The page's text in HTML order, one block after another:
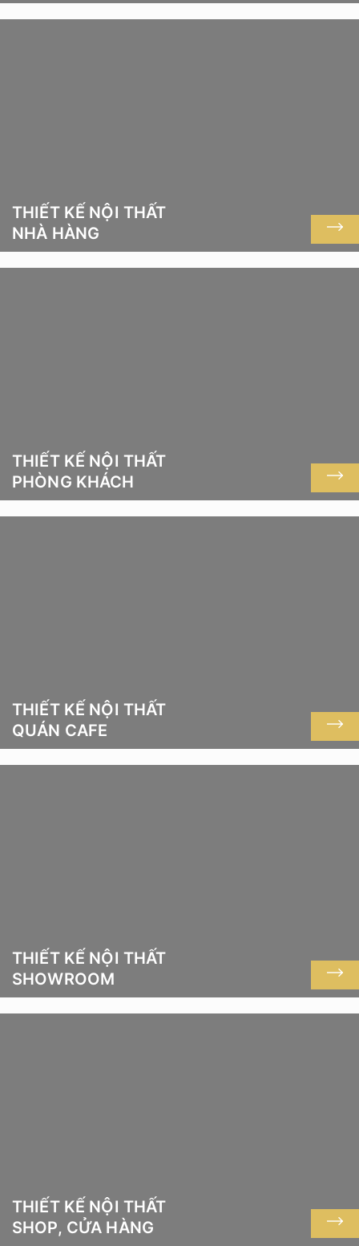
THIẾT KẾ NỘI THẤT
NHÀ HÀNG
THIẾT KẾ NỘI THẤT
PHÒNG KHÁCH
THIẾT KẾ NỘI THẤT
QUÁN CAFE
THIẾT KẾ NỘI THẤT
SHOWROOM
THIẾT KẾ NỘI THẤT
SHOP, CỬA HÀNG